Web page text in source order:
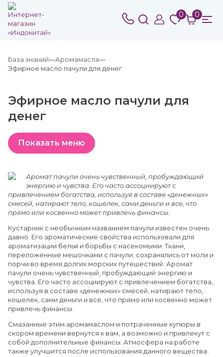
0 0
База знаний
Аромамасла
Эфирное масло пачули для денег
Эфирное масло пачули для
денег
Аромат пачули очень чувственный, пробуждающий
энергию и чувства. Его часто ассоциируют с
привлечением богатства, используя в составе «денежных»
смесей, натирают тело, кошелек, сами деньги и все, что
прямо или косвенно может привлечь финансы.
Кустарник с необычным названием пачули известен очень
давно. Его ароматические свойства использовали для
ароматизации белья и борьбы с насекомыми. Ткани,
переложенные мешочками с пачули, сохранялись от моли и
порчи во время долгих морских путешествий. Аромат
пачули очень чувственный, пробуждающий энергию и
чувства. Его часто ассоциируют с привлечением богатства,
используя в составе «денежных» смесей, натирают тело,
кошелек, сами деньги и все, что прямо или косвенно может
привлечь финансы.
Смазанные этим аромамаслом и потраченные купюры в
скором времени вернутся к вам, а возможно и привлекут с
собой дополнительные финансы. Атмосфера на работе
также улучшится после использования данного вещества.